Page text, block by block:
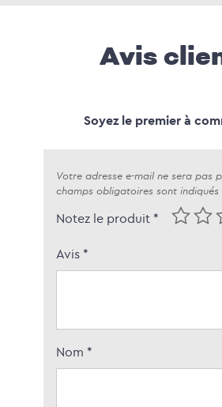
Avis
Soyez le premier à
Votre adresse e-mail ne sera pas
champs obligatoires sont indiqués
Notez le produit *
Avis *
Nom *